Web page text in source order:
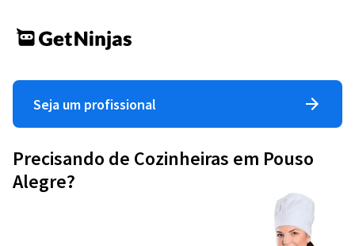
Seja um profissional
Precisando de Cozinheiras em Pouso
Alegre?